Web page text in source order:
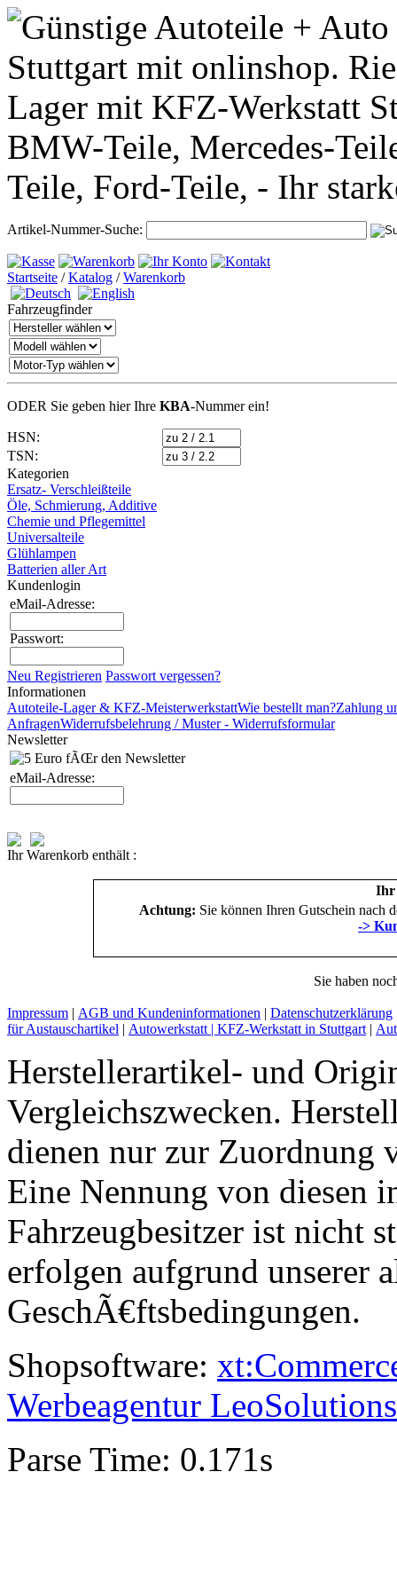
Artikel-Nummer-Suche:
Startseite /Katalog /Warenkorb
Fahrzeugfinder
ODER Sie geben hier Ihre KBA-Nummerein!
HSN:
TSN:
Kategorien
Ersatz- Verschleißteile
Öle, Schmierung, Additive
Chemie und Pflegemittel
Universalteile
Glühlampen
Batterien aller Art
Kundenlogin
eMail-Adresse:
Passwort:
Neu Registrieren Passwort vergessen?
Informationen
Autoteile-Lager & KFZ-MeisterwerkstattWie bestellt man?Zahlung
AnfragenWiderrufsbelehrung / Muster - Widerrufsformular
Newsletter
eMail-Adresse:
Ihr Warenkorb enthält :
Ihr
Achtung: Sie können Ihren Gutschein nach
->
Sie haben
Impressum | AGB und Kundeninformationen | Datenschutzerklärung
für Austauschartikel | Autowerkstatt | KFZ-Werkstatt in Stuttgart |
Herstellerartikel- und
Vergleichszwecken.
dienen nur zur Zuordnung
Eine Nennung von diesen
Fahrzeugbesitzer ist nicht
erfolgen aufgrund unserer
GeschÃ€ftsbedingungen.
Shopsoftware:
Werbeagentur LeoSolutions
Parse Time: 0.171s